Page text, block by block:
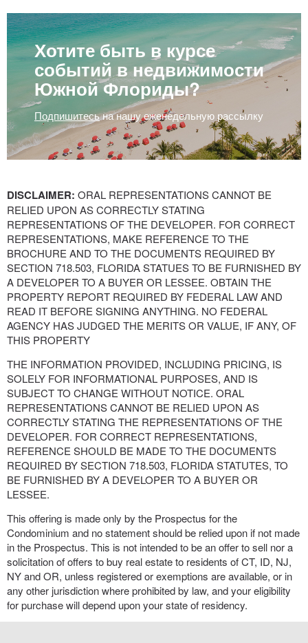
Хотите быть в курсе
событий в недвижимости
Южной Флориды?
Подпишитесьна нашу еженедельную рассылку
DISCLAIMER: ORAL REPRESENTATIONS CANNOT BE
RELIED UPON AS CORRECTLY STATING
REPRESENTATIONS OF THE DEVELOPER. FOR CORRECT
REPRESENTATIONS, MAKE REFERENCE TO THE
BROCHURE AND TO THE DOCUMENTS REQUIRED BY
SECTION 718.503, FLORIDA STATUES TO BE FURNISHED BY
A DEVELOPER TO A BUYER OR LESSEE. OBTAIN THE
PROPERTY REPORT REQUIRED BY FEDERAL LAW AND
READ IT BEFORE SIGNING ANYTHING. NO FEDERAL
AGENCY HAS JUDGED THE MERITS OR VALUE, IF ANY, OF
THIS PROPERTY
THE INFORMATION PROVIDED, INCLUDING PRICING, IS
SOLELY FOR INFORMATIONAL PURPOSES, AND IS
SUBJECT TO CHANGE WITHOUT NOTICE. ORAL
REPRESENTATIONS CANNOT BE RELIED UPON AS
CORRECTLY STATING THE REPRESENTATIONS OF THE
DEVELOPER. FOR CORRECT REPRESENTATIONS,
REFERENCE SHOULD BE MADE TO THE DOCUMENTS
REQUIRED BY SECTION 718.503, FLORIDA STATUTES, TO
BE FURNISHED BY A DEVELOPER TO A BUYER OR
LESSEE.
This offering is made only by the Prospectus for the
Condominium and no statement should be relied upon if not made
in the Prospectus. This is not intended to be an offer to sell nor a
solicitation of offers to buy real estate to residents of CT, ID, NJ,
NY and OR, unless registered or exemptions are available, or in
any other jurisdiction where prohibited by law, and your eligibility
for purchase will depend upon your state of residency.